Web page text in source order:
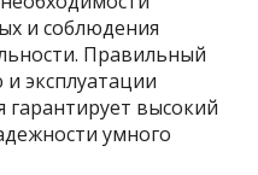
и соблюдения
Правильный
эксплуатации
высокий
умного